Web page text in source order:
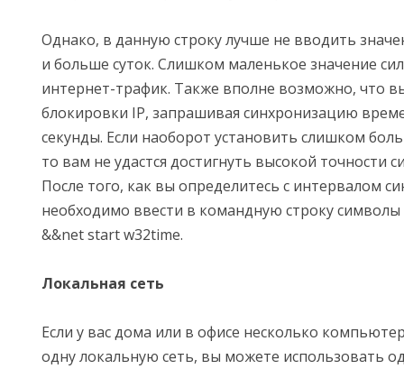
Однако, в данную строку лучше не вводить
и больше суток. Слишком маленькое значение
интернет-трафик. Также вполне возможно, что
блокировки IP, запрашивая синхронизацию
секунды. Если наоборот установить слишком
то вам не удастся достигнуть высокой точности
После того, как вы определитесь с интервалом
необходимо ввести в командную строку
&&net start w32time.
Локальная сеть
Если у вас дома или в офисе несколько
одну локальную сеть, вы можете использовать